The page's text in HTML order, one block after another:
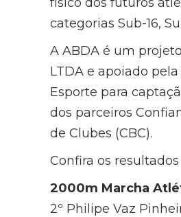
categorias Sub-16,
A ABDA é um
LTDA e apoiado
Esporte para
dos parceiros
de Clubes (CBC).
Confira os
2000m Marcha
2º Philipe Vaz